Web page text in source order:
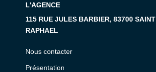
L'AGENCE
115 RUE JULES BARBIER, 83700 SAINT
RAPHAEL
Nous contacter
Présentation